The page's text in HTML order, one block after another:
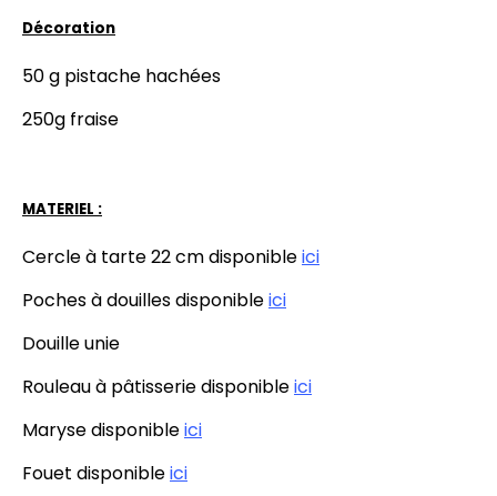
Décoration
50 g pistache hachées
250g fraise
MATERIEL :
Cercle à tarte 22 cm disponibleici
Poches à douilles disponibleici
Douille unie
Rouleau à pâtisserie disponibleici
Maryse disponibleici
Fouet disponibleici